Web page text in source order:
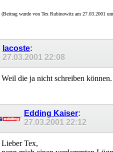
(Beitrag wurde von Tex Rubinowitz am 27.03.2001
lacoste:
27.03.2001 22:08
Weil die ja nicht schreiben
Edding Kaiser:
27.03.2001 22:12
Lieber Tex,